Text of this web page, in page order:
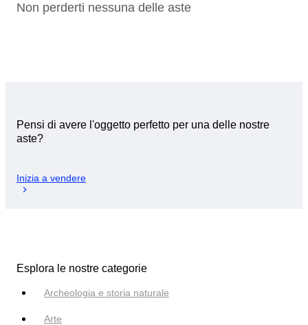
Non perderti nessuna delle aste
Pensi di avere l'oggetto perfetto per una delle nostre
aste?
Inizia a vendere
Esplora le nostre categorie
Archeologia e storia naturale
Arte